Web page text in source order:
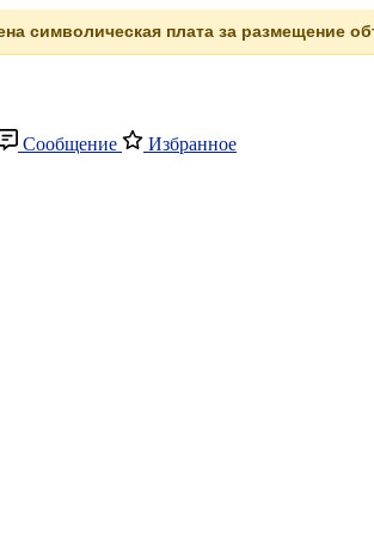
символическая плата за размещение
Сообщение Избранное